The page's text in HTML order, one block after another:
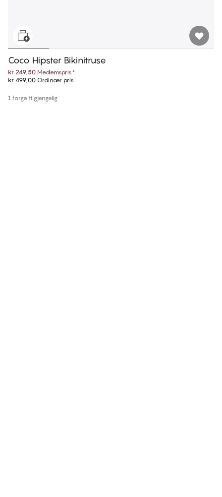
Coco Hipster Bikinitruse
kr 249,50 Medlemspris*
kr 499,00 Ordinær pris
1 farge tilgjengelig